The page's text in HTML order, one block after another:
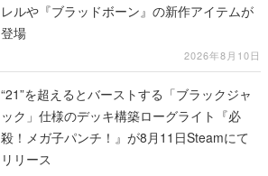
レルや『ブラッドボーン』の新作アイテムが
登場
2026年8月10日
“21”を超えるとバーストする「ブラックジャ
ック」仕様のデッキ構築ローグライト『必
殺！メガ子パンチ！』が8月11日Steamにて
リリース